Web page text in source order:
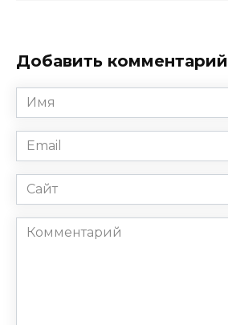
Добавить комментарий
Имя
*
Email
*
Сайт
Комментарий